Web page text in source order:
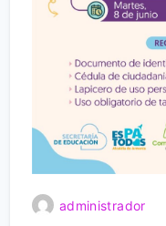
administrador